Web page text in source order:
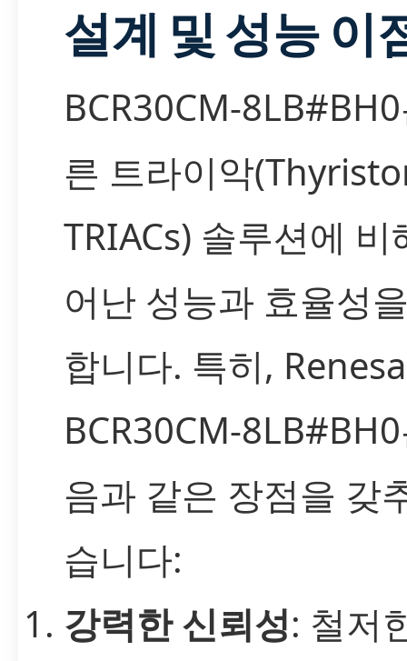
설계 및 성능 이
BCR30CM-
른 트라이악
TRIACs) 솔루션에 비
어난 성능과 효율성
합니다. 특히,
BCR30CM-
음과 같은 장점을 갖
습니다:
강력한 신뢰성: 철저